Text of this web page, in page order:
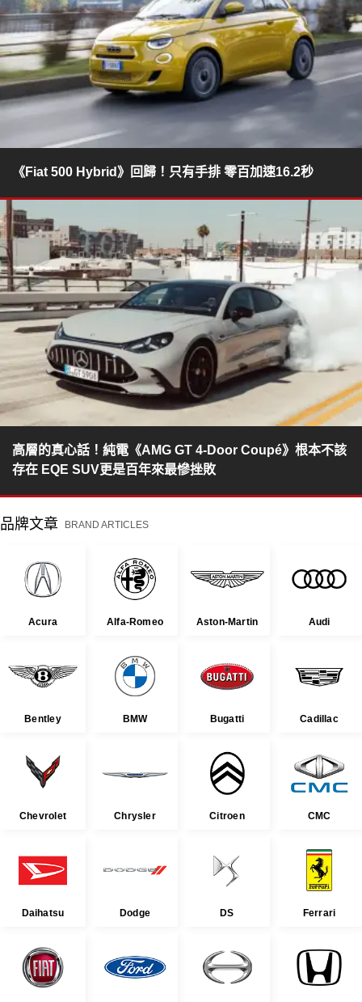
《Fiat 500 Hybrid》回歸！只有手排 零百加速16.2秒
高層的真心話！純電《AMG GT 4-Door Coupé》根本不該
存在 EQE SUV更是百年來最慘挫敗
品牌文章 BRAND ARTICLES
Acura Alfa-Romeo Aston-Martin Audi
Bentley BMW Bugatti Cadillac
Chevrolet Chrysler Citroen CMC
Daihatsu Dodge DS Ferrari